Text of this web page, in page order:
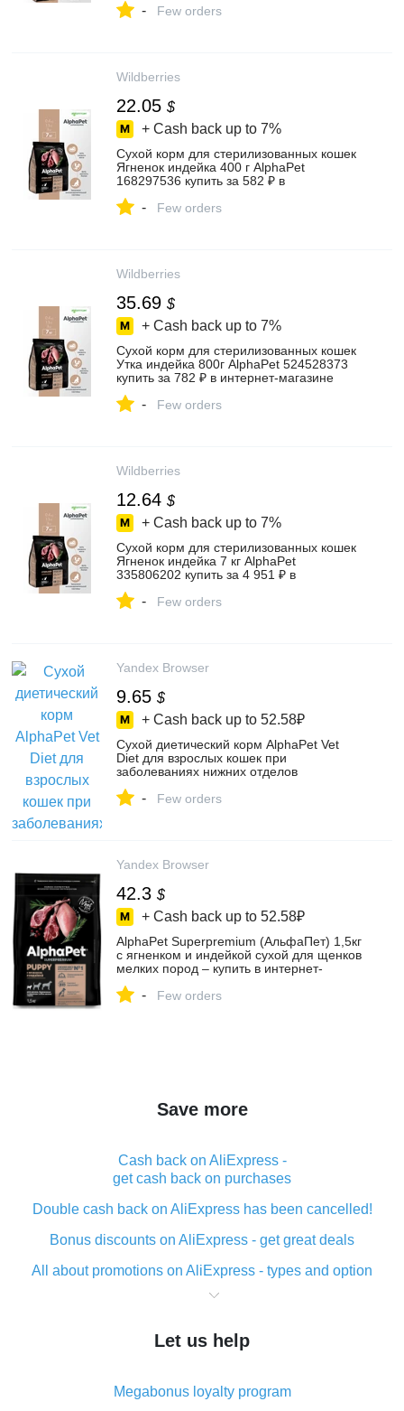
- Few orders
Wildberries
22.05 $
+ Cash back up to 7%
Сухой корм для стерилизованных кошек
Ягненок индейка 400 г AlphaPet
168297536 купить за 582 ₽ в
- Few orders
Wildberries
35.69 $
+ Cash back up to 7%
Сухой корм для стерилизованных кошек
Утка индейка 800г AlphaPet 524528373
купить за 782 ₽ в интернет‑магазине
- Few orders
Wildberries
12.64 $
+ Cash back up to 7%
Сухой корм для стерилизованных кошек
Ягненок индейка 7 кг AlphaPet
335806202 купить за 4 951 ₽ в
- Few orders
Yandex Browser
9.65 $
+ Cash back up to 52.58₽
Сухой диетический корм AlphaPet Vet
Diet для взрослых кошек при
заболеваниях нижних отделов
интернет-магазине Корм для собак и
- Few orders
Yandex Browser
42.3 $
+ Cash back up to 52.58₽
AlphaPet Superpremium (АльфаПет) 1,5кг
с ягненком и индейкой сухой для щенков
мелких пород – купить в интернет-
на Яндекс Маркете, 102179369569
- Few orders
Save more
Cash back on AliExpress -
get cash back on purchases
Double cash back on AliExpress has been cancelled!
Bonus discounts on AliExpress - get great deals
All about promotions on AliExpress - types and option
What is cash back when making purchases on
The best place to download cash back for AliExpress
What is the AliExpress cash back plugin and what are
Let us help
Megabonus loyalty program